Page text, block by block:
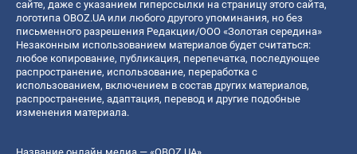
сайте, даже с указанием гиперссылки на страницу этого сайта,
логотипа OBOZ.UA или любого другого упоминания, но без
письменного разрешения Редакции/ООО «Золотая середина»
Незаконным использованием материалов будет считаться:
любое копирование, публикация, перепечатка, последующее
распространение, использование, переработка с
использованием, включением в состав других материалов,
распространение, адаптация, перевод и другие подобные
изменения материала.